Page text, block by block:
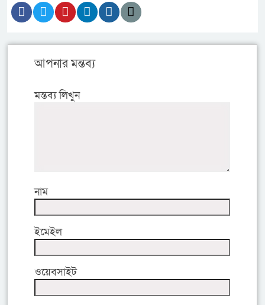
আপনার মন্তব্য
মন্তব্য লিখুন
নাম
ইমেইল
ওয়েবসাইট